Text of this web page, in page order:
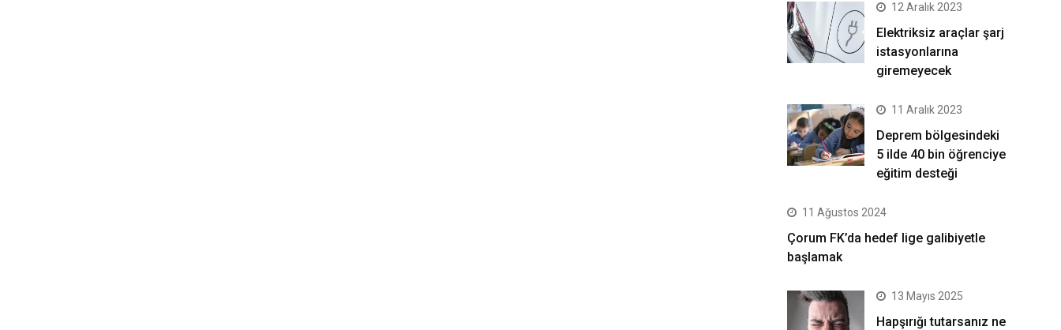
12 Aralık 2023
Elektriksiz araçlar şarj
istasyonlarına
giremeyecek
11 Aralık 2023
Deprem bölgesindeki
5 ilde 40 bin öğrenciye
eğitim desteği
11 Ağustos 2024
Çorum FK’da hedef lige galibiyetle
başlamak
13 Mayıs 2025
Hapşırığı tutarsanız ne